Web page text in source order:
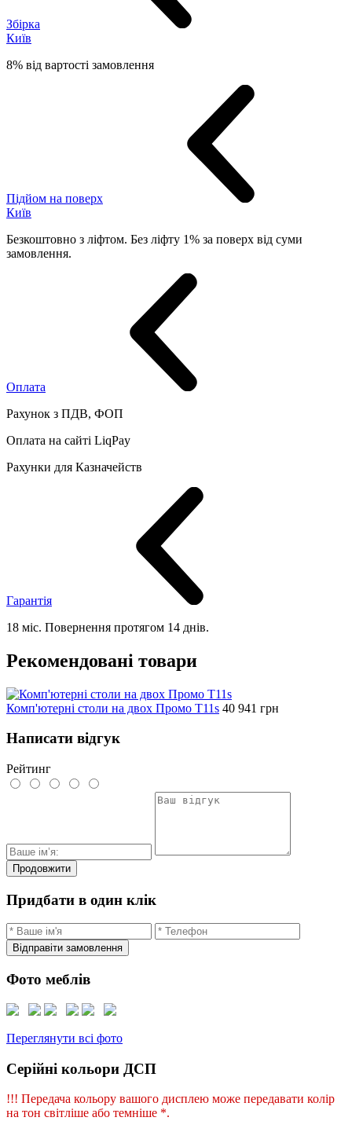
Збірка
Київ
8% від вартості замовлення
Підйом на поверх
Київ
Безкоштовно з ліфтом. Без ліфту 1% за поверх від суми
замовлення.
Оплата
Рахунок з ПДВ, ФОП
Оплата на сайті LiqPay
Рахунки для Казначейств
Гарантія
18 міс. Повернення протягом 14 днів.
Рекомендовані товари
Комп'ютерні столи на двох Промо T11s 40 941 грн
Написати відгук
Рейтинг
Продовжити
Придбати в один клік
Відправіти замовлення
Фото меблів
Переглянути всі фото
Серійні кольори ДСП
!!! Передача кольору вашого дисплею може передавати колір
на тон світліше або темніше *.